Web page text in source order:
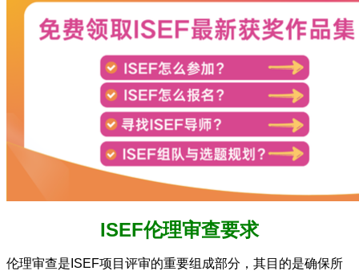
ISEF伦理审查要求
伦理审查是ISEF项目评审的重要组成部分，其目的是确保所